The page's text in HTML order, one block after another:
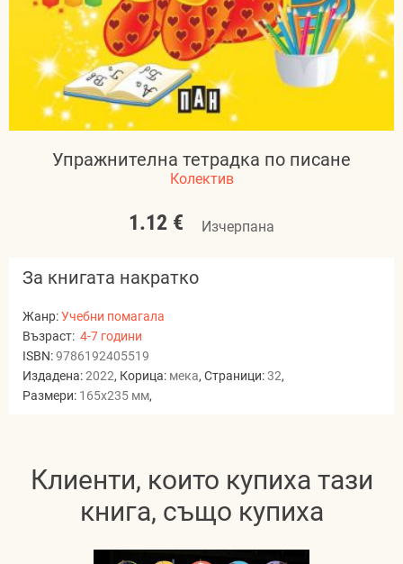
Упражнителна тетрадка по писане
Колектив
1.12 € Изчерпана
За книгата накратко
Жанр:Учебни помагала
Възраст: 4-7 години
ISBN:9786192405519
Издадена:2022, Корица: мека, Страници:32,
Размери: 165x235 мм,
Клиенти, които купиха тази
книга, също купиха